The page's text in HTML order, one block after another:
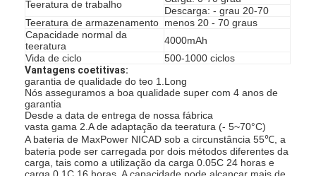
bateria do lítio lifepo4
baterias recarregáveis do íon do lítio
Lithium Polymer Battery
baterias de armazenamento da energia
Teeratura de trabalho
Descarga: - grau 20-70
Teeratura de armazenamento menos 20 - 70 graus
Capacidade normal da
teeratura
4000mAh
Vida de ciclo
500-1000 ciclos
Vantagens coetitivas:
garantia de qualidade do teo 1.Long
Nós asseguramos a boa qualidade super com 4 anos de
garantia
Desde a data de entrega de nossa fábrica
vasta gama 2.A de adaptação da teeratura (- 5~70°C)
A bateria de MaxPower NICAD sob a circunstância 55℃, a
bateria pode ser carregada por dois métodos diferentes da
carga, tais como a utilização da carga 0.05C 24 horas e